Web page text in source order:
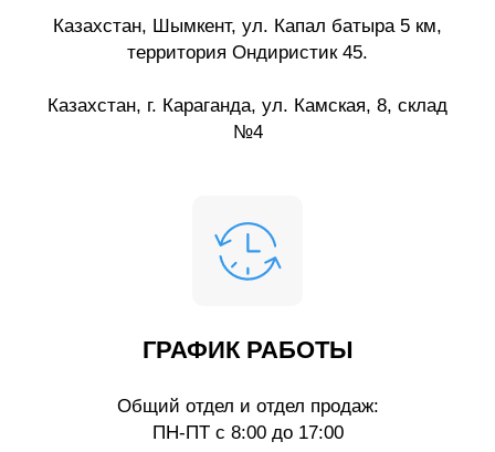
Казахстан, Шымкент, ул. Капал батыра 5 км,
территория Ондиристик 45.
Казахстан, г. Караганда, ул. Камская, 8, склад
№4
ГРАФИК РАБОТЫ
Общий отдел и отдел продаж:
ПН-ПТ с 8:00 до 17:00